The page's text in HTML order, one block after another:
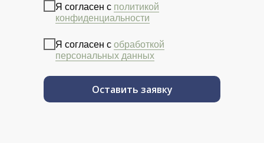
Я согласен с политикой
конфиденциальности
Я согласен с обработкой
персональных данных
Оставить заявку